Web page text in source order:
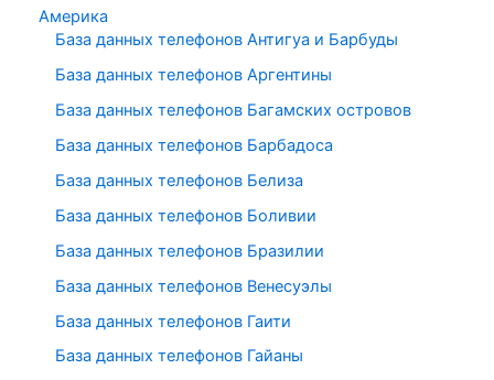
Америка
База данных телефонов Антигуа и Барбуды
База данных телефонов Аргентины
База данных телефонов Багамских островов
База данных телефонов Барбадоса
База данных телефонов Белиза
База данных телефонов Боливии
База данных телефонов Бразилии
База данных телефонов Венесуэлы
База данных телефонов Гаити
База данных телефонов Гайаны